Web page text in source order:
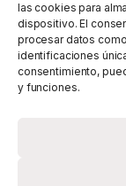
las cookies para
dispositivo. El
procesar datos
identificaciones
consentimiento,
y funciones.